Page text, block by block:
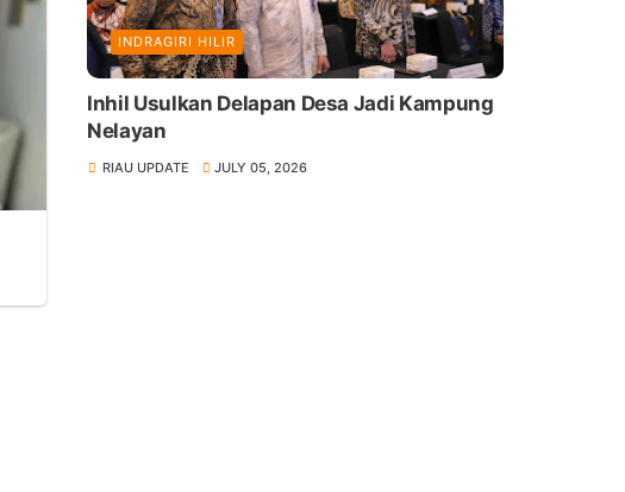
INDRAGIRI HILIR
Inhil Usulkan Delapan Desa Jadi Kampung
Nelayan
RIAU UPDATE JULY 05, 2026